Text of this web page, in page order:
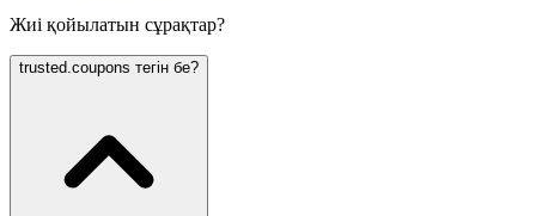
Жиі қойылатын сұрақтар?
trusted.coupons тегін бе?